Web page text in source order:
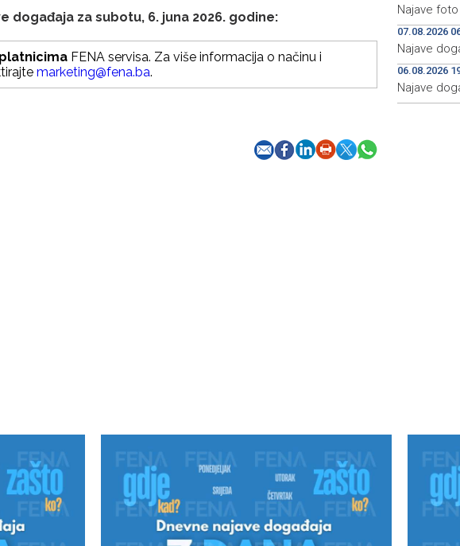
događaja za subotu, 6. juna 2026. godine:
FENA servisa. Za više informacija o načinu i
marketing@fena.ba.
Najave
07.08.2026
Najave
06.08.2026
Najave